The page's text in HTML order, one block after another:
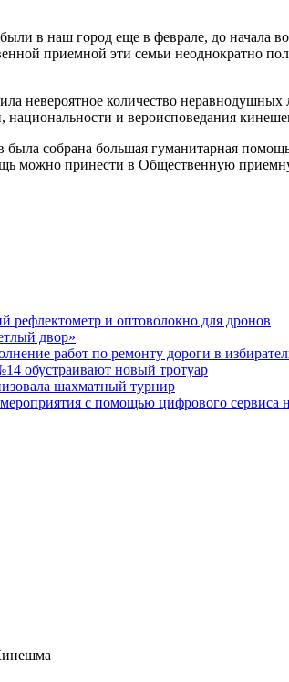
в наш город еще в феврале, до начала
приемной эти семьи неоднократно
невероятное количество
и вероисповедания
собрана большая гуманитарная
можно принести в Общественную
и оптоволокно для дронов
двор»
работ по ремонту дороги в
обустраивают новый тротуар
шахматный турнир
с помощью цифрового сервиса